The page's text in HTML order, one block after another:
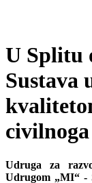
U Splitu
Sustava
Udruga za
Udrugom „MI“ -